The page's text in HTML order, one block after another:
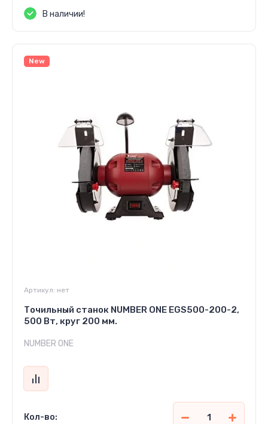
В наличии!
New
Артикул: нет
Точильный станок NUMBER ONE EGS500-200-2,
500 Вт, круг 200 мм.
NUMBER ONE
Кол-во: